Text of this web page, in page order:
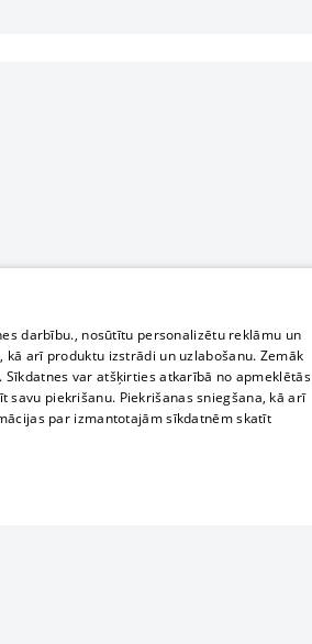
darbību., nosūtītu personalizētu reklāmu un
arī produktu izstrādi un uzlabošanu. Zemāk
var atšķirties atkarībā no apmeklētās
piekrišanu. Piekrišanas sniegšana, kā arī
par izmantotajām sīkdatnēm skatīt